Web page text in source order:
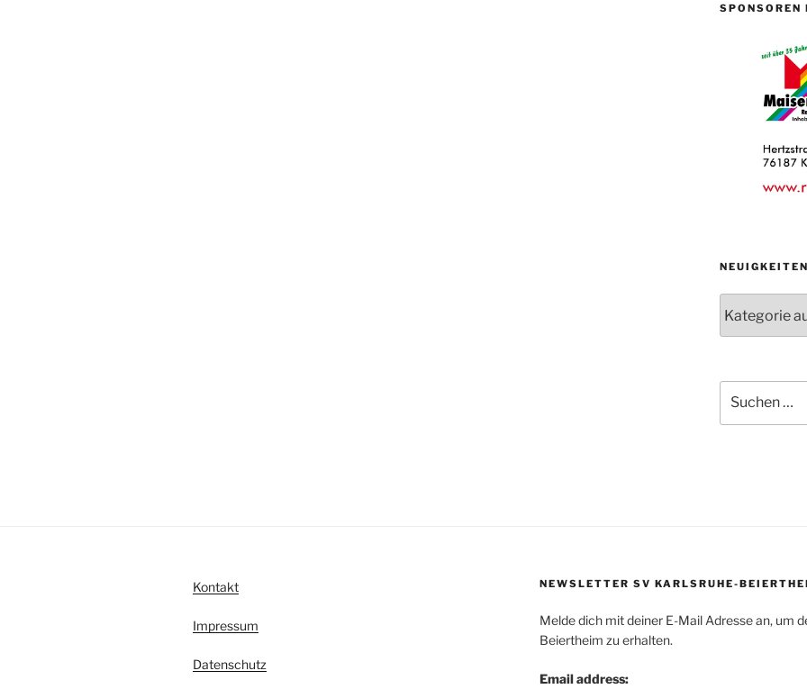
SPONSOREN
der
Abteilungen
nach:
Kontakt
Impressum
Datenschutz
NEWSLETTER SV KARLSRUHE-
Melde dich mit deiner E-Mail Adresse an, um
Beiertheim zu erhalten.
Email address: